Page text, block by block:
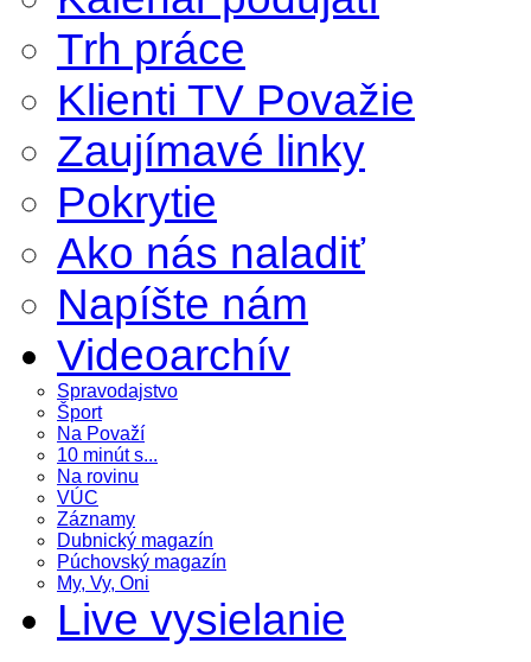
Trh práce
Klienti TV Považie
Zaujímavé linky
Pokrytie
Ako nás naladiť
Napíšte nám
Videoarchív
Spravodajstvo
Šport
Na Považí
10 minút s...
Na rovinu
VÚC
Záznamy
Dubnický magazín
Púchovský magazín
My, Vy, Oni
Live vysielanie